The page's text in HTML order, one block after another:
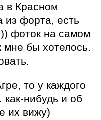
в Красном
из форта, есть
фоток на самом
мне бы хотелось.
то у каждого
как-нибудь и об
их вижу)